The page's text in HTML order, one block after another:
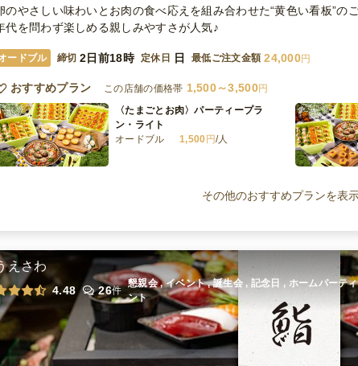
のやさしい味わいとお肉の食べ応えを組み合わせた“黄色い看板”の
代を問わず楽しめる親しみやすさが人気♪
ードブル 締切 2日前18時 定休日 日 最低ご注文金額 24,000円
おすすめプラン この店舗の価格帯 1,500～3,500円
〈たまごとお肉〉パーティープラ
ン・ライト
オードブル
1,500 円/人
全てのプランを見る（4
その他のおすすめプランを表
えさわ
4.48 26件
懇親会 , イベント , 誕生会 , 記念日 , ホームパーテ
ント